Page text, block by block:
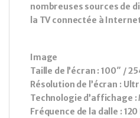
nombreuses sources de
la TV connectée à
Image
Taille de l’écran : 100″ /
Résolution de l’écran :
Technologie d’affichage :
Fréquence de la dalle :